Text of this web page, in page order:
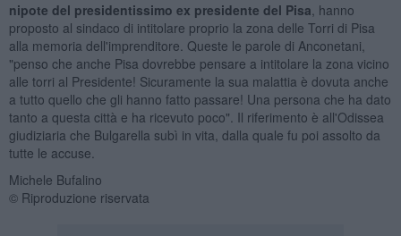
nipote del presidentissimo ex presidente del Pisa , hanno
proposto al sindaco di intitolare proprio la zona delle Torri di Pisa
alla memoria dell'imprenditore. Queste le parole di Anconetani,
"penso che anche Pisa dovrebbe pensare a intitolare la zona vicino
alle torri al Presidente! Sicuramente la sua malattia è dovuta anche
a tutto quello che gli hanno fatto passare! Una persona che ha dato
tanto a questa città e ha ricevuto poco". Il riferimento è all'Odissea
giudiziaria che Bulgarella subì in vita, dalla quale fu poi assolto da
tutte le accuse.
Michele Bufalino
© Riproduzione riservata